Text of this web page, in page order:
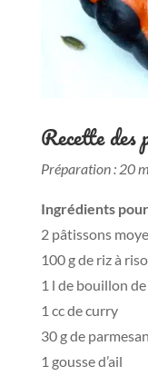
Recette des
Préparation : 20
Ingrédients
2 pâtissons
100 g de riz à
1 l de bouillon
1 cc de curry
30 g de
1 gousse d’ail